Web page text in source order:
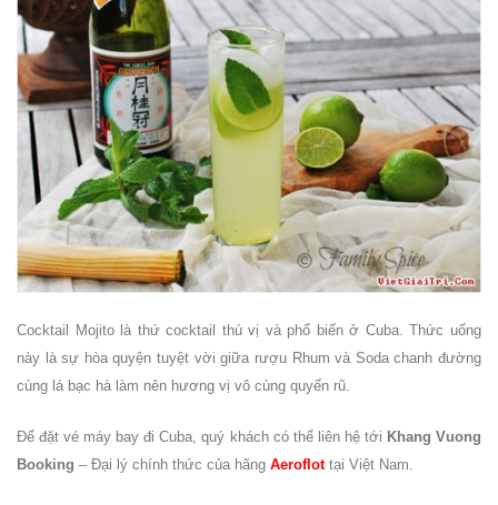
Cocktail Mojito là thứ cocktail thú vị và phổ biến ở Cuba. Thức uống
này là sự hòa quyện tuyệt vời giữa rượu Rhum và Soda chanh đường
cùng lá bạc hà làm nên hương vị vô cùng quyến rũ.
Để đặt vé máy bay đi Cuba, quý khách có thể liên hệ tới Khang Vuong
Booking – Đại lý chính thức của hãng Aeroflot tại Việt Nam.